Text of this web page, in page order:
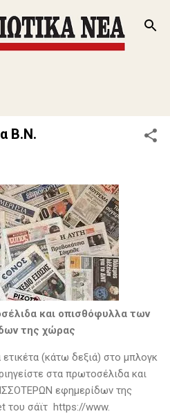
περιεχόμενο
Β.Ν.
και οπισθόφυλλα των
της χώρας
(κάτω δεξιά) στο μπλογκ
στα πρωτοσέλιδα και
εφημερίδων της
του σάϊτ https://www.